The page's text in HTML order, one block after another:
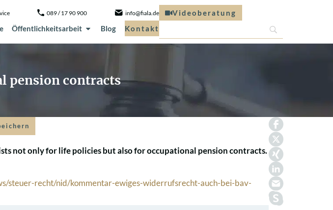
089 / 17 90 900 info@fiala.de
Öffentlichkeitsarbeit Blog Kontakt
Videoberatung
pension contracts
not only for life policies but also for occupational pension contracts.
steuer-recht/nid/kommentar-ewiges-widerrufsrecht-auch-bei-bav-